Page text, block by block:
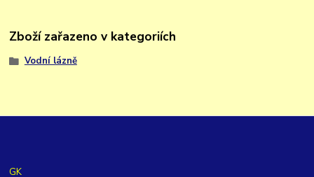
Zboží zařazeno v kategoriích
Vodní lázně
GK